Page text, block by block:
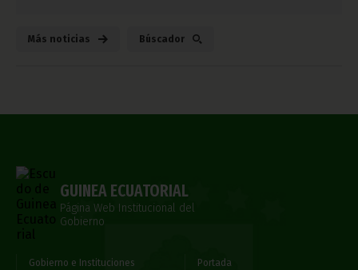
Más noticias Búscador
GUINEA ECUATORIAL
Página Web Institucional del
Gobierno
Gobierno e Instituciones
Portada